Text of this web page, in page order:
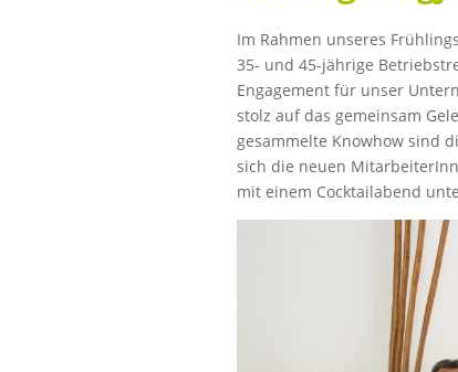
Im Rahmen unseres
35- und 45-jährige
Engagement für unser
stolz auf das gemeinsam
gesammelte Knowhow sind
sich die neuen
mit einem Cocktailabend